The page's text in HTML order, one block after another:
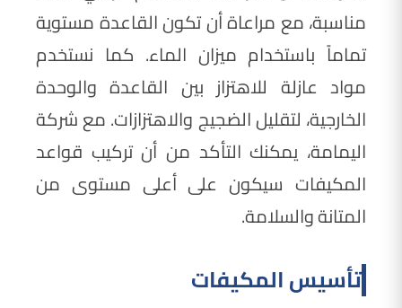
مناسبة، مع مراعاة أن تكون القاعدة مستوية
تماماً باستخدام ميزان الماء. كما نستخدم
مواد عازلة للاهتزاز بين القاعدة والوحدة
الخارجية، لتقليل الضجيج والاهتزازات. مع شركة
اليمامة، يمكنك التأكد من أن تركيب قواعد
المكيفات سيكون على أعلى مستوى من
المتانة والسلامة.
تأسيس المكيفات